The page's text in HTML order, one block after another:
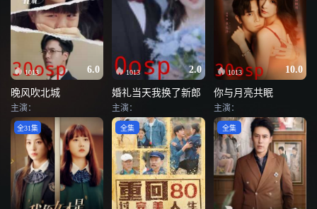
1013 6.0
晚风吹北城
主演：
1013 2.0
婚礼当天我换了新郎
主演：
1013 10.0
你与月亮共眠
主演：
全31集 全集 全集